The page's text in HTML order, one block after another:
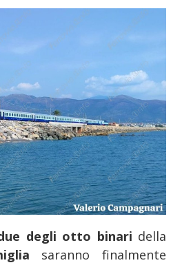
degli otto binari della
saranno finalmente